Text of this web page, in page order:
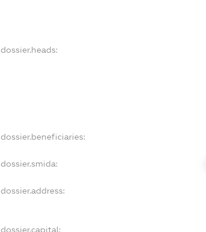
dossier.heads:
dossier.beneficiaries:
dossier.smida:
dossier.address:
dossier.capital: